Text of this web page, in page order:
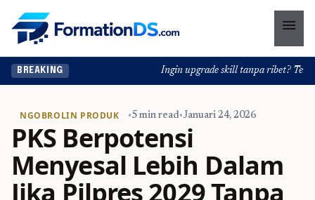
menu
BREAKING Ingin upgrade skill tanpa ribet?
NGOBROLIN PRODUK •5 min read•Januari 24, 2026
PKS Berpotensi
Menyesal Lebih Dalam
Jika Pilpres 2029 Tanpa